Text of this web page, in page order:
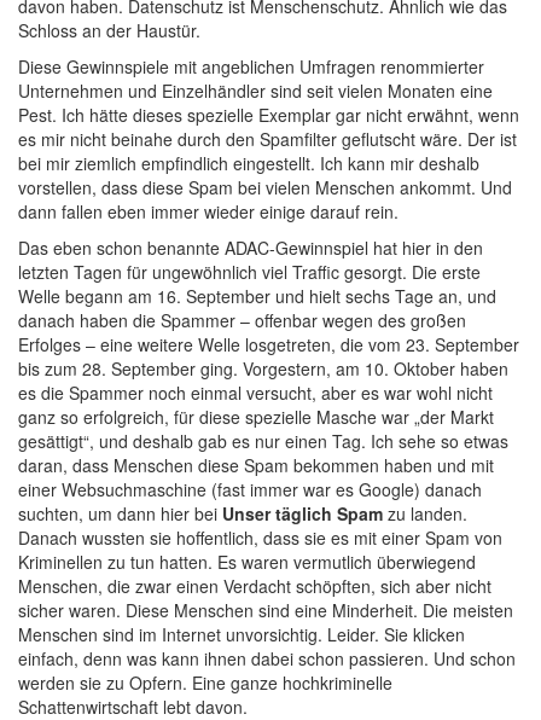
davon haben. Datenschutz ist Menschenschutz. Ähnlich wie das
Schloss an der Haustür.
Diese Gewinnspiele mit angeblichen Umfragen renommierter
Unternehmen und Einzelhändler sind seit vielen Monaten eine
Pest. Ich hätte dieses spezielle Exemplar gar nicht erwähnt, wenn
es mir nicht beinahe durch den Spamfilter geflutscht wäre. Der ist
bei mir ziemlich empfindlich eingestellt. Ich kann mir deshalb
vorstellen, dass diese Spam bei vielen Menschen ankommt. Und
dann fallen eben immer wieder einige darauf rein.
Das eben schon benannte ADAC-Gewinnspiel hat hier in den
letzten Tagen für ungewöhnlich viel Traffic gesorgt. Die erste
Welle begann am 16. September und hielt sechs Tage an, und
danach haben die Spammer – offenbar wegen des großen
Erfolges – eine weitere Welle losgetreten, die vom 23. September
bis zum 28. September ging. Vorgestern, am 10. Oktober haben
es die Spammer noch einmal versucht, aber es war wohl nicht
ganz so erfolgreich, für diese spezielle Masche war „der Markt
gesättigt“, und deshalb gab es nur einen Tag. Ich sehe so etwas
daran, dass Menschen diese Spam bekommen haben und mit
einer Websuchmaschine (fast immer war es Google) danach
suchten, um dann hier bei Unser täglich Spam zu landen.
Danach wussten sie hoffentlich, dass sie es mit einer Spam von
Kriminellen zu tun hatten. Es waren vermutlich überwiegend
Menschen, die zwar einen Verdacht schöpften, sich aber nicht
sicher waren. Diese Menschen sind eine Minderheit. Die meisten
Menschen sind im Internet unvorsichtig. Leider. Sie klicken
einfach, denn was kann ihnen dabei schon passieren. Und schon
werden sie zu Opfern. Eine ganze hochkriminelle
Schattenwirtschaft lebt davon.